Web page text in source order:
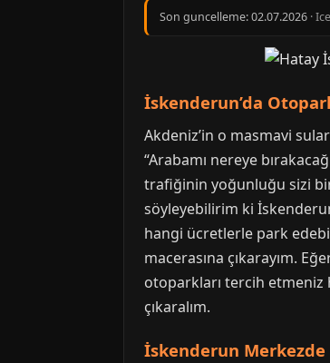
Son guncelleme:02.07.2026 ·
İskenderun’da
Akdeniz’in o masmavi
“Arabamı nereye
trafiğinin yoğunluğu sizi
söyleyebilirim ki
hangi ücretlerle park
macerasına çıkarayım.
otoparkları tercih etmeniz
çıkaralım.
İskenderun